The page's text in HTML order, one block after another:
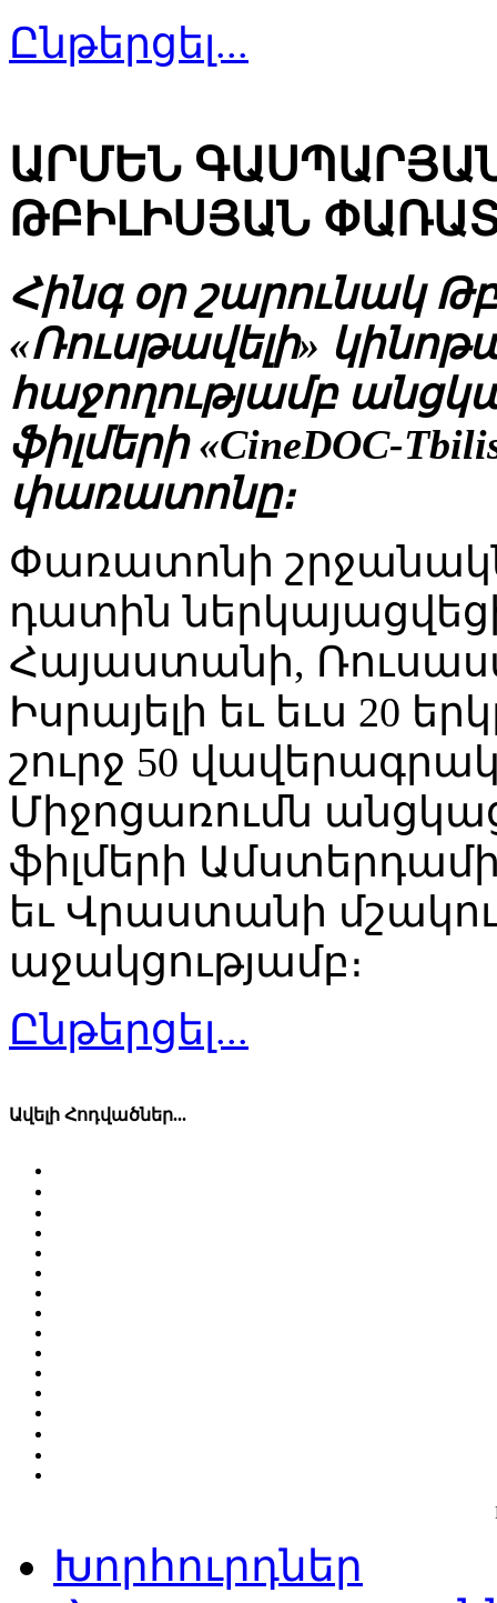
Ընթերցել...
ԱՐՄԵՆ
ԹԲԻԼԻՍՅԱՆ
Հինգ օր շարունակ
«Ռուսթավելի»
հաջողությամբ
ֆիլմերի «CineDOC-
փառատոնը։
Փառատոնի
դատին
Հայաստանի,
Իսրայելի եւ եւս 20
շուրջ 50
Միջոցառումն
ֆիլմերի
եւ Վրաստանի
աջակցությամբ։
Ընթերցել...
Ավելի Հոդվածներ...
Խորհուրդներ